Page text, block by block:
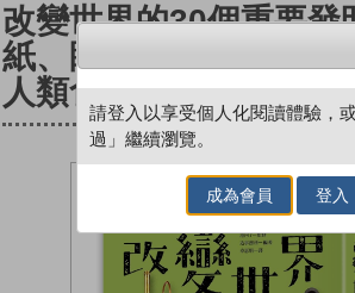
改變世界的30個重要發
紙、眼鏡、時鐘、鐵
人類食‧衣‧住‧行的關鍵
請登入以享受個人化閱讀體驗，
過」繼續瀏覽。
成為會員 登入